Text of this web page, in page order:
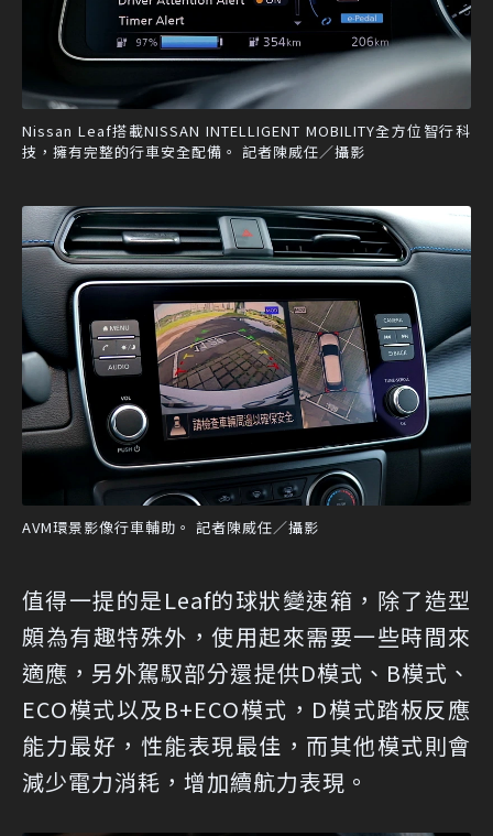
Nissan Leaf搭載NISSAN INTELLIGENT MOBILITY全方位智行科
技，擁有完整的行車安全配備。 記者陳威任／攝影
AVM環景影像行車輔助。 記者陳威任／攝影
值得一提的是Leaf的球狀變速箱，除了造型
頗為有趣特殊外，使用起來需要一些時間來
適應，另外駕馭部分還提供D模式、B模式、
ECO模式以及B+ECO模式，D模式踏板反應
能力最好，性能表現最佳，而其他模式則會
減少電力消耗，增加續航力表現。